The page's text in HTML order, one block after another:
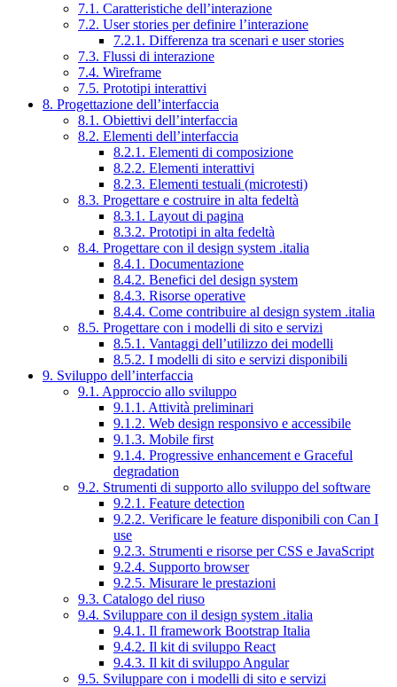
7.1. Caratteristiche dell’interazione
7.2. User stories per definire l’interazione
7.2.1. Differenza tra scenari e user stories
7.3. Flussi di interazione
7.4. Wireframe
7.5. Prototipi interattivi
8. Progettazione dell’interfaccia
8.1. Obiettivi dell’interfaccia
8.2. Elementi dell’interfaccia
8.2.1. Elementi di composizione
8.2.2. Elementi interattivi
8.2.3. Elementi testuali (microtesti)
8.3. Progettare e costruire in alta fedeltà
8.3.1. Layout di pagina
8.3.2. Prototipi in alta fedeltà
8.4. Progettare con il design system .italia
8.4.1. Documentazione
8.4.2. Benefici del design system
8.4.3. Risorse operative
8.4.4. Come contribuire al design system .italia
8.5. Progettare con i modelli di sito e servizi
8.5.1. Vantaggi dell’utilizzo dei modelli
8.5.2. I modelli di sito e servizi disponibili
9. Sviluppo dell’interfaccia
9.1. Approccio allo sviluppo
9.1.1. Attività preliminari
9.1.2. Web design responsivo e accessibile
9.1.3. Mobile first
9.1.4. Progressive enhancement e Graceful
degradation
9.2. Strumenti di supporto allo sviluppo del software
9.2.1. Feature detection
9.2.2. Verificare le feature disponibili con Can I
use
9.2.3. Strumenti e risorse per CSS e JavaScript
9.2.4. Supporto browser
9.2.5. Misurare le prestazioni
9.3. Catalogo del riuso
9.4. Sviluppare con il design system .italia
9.4.1. Il framework Bootstrap Italia
9.4.2. Il kit di sviluppo React
9.4.3. Il kit di sviluppo Angular
9.5. Sviluppare con i modelli di sito e servizi